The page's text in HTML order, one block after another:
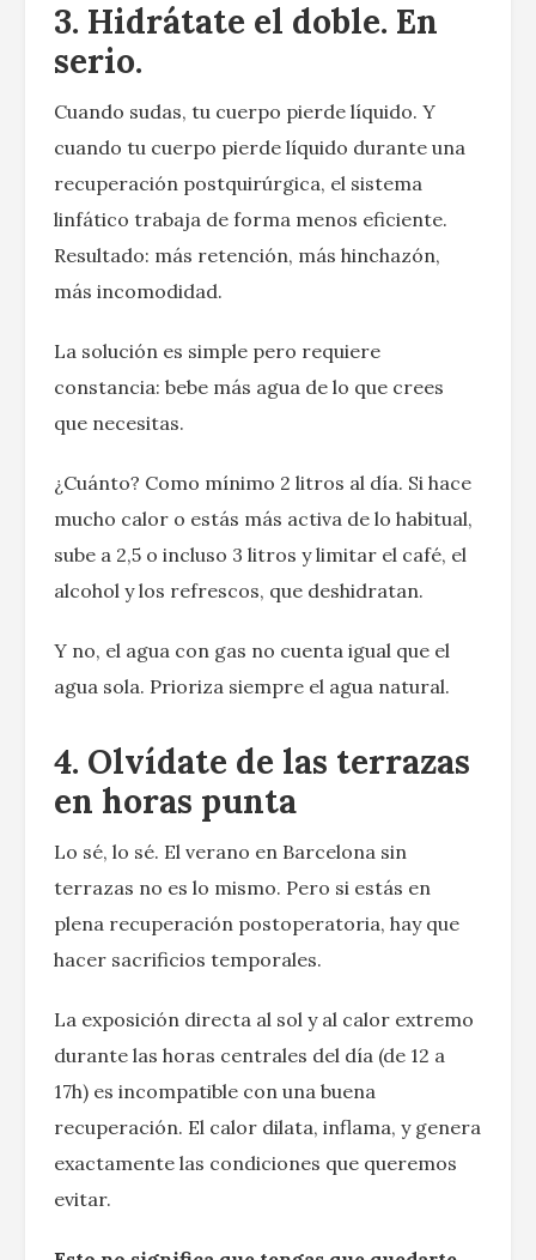
3. Hidrátate el doble. En
serio.
Cuando sudas, tu cuerpo pierde líquido. Y
cuando tu cuerpo pierde líquido durante una
recuperación postquirúrgica, el sistema
linfático trabaja de forma menos eficiente.
Resultado: más retención, más hinchazón,
más incomodidad.
La solución es simple pero requiere
constancia: bebe más agua de lo que crees
que necesitas.
¿Cuánto? Como mínimo 2 litros al día. Si hace
mucho calor o estás más activa de lo habitual,
sube a 2,5 o incluso 3 litros y limitar el café, el
alcohol y los refrescos, que deshidratan.
Y no, el agua con gas no cuenta igual que el
agua sola. Prioriza siempre el agua natural.
4. Olvídate de las terrazas
en horas punta
Lo sé, lo sé. El verano en Barcelona sin
terrazas no es lo mismo. Pero si estás en
plena recuperación postoperatoria, hay que
hacer sacrificios temporales.
La exposición directa al sol y al calor extremo
durante las horas centrales del día (de 12 a
17h) es incompatible con una buena
recuperación. El calor dilata, inflama, y genera
exactamente las condiciones que queremos
evitar.